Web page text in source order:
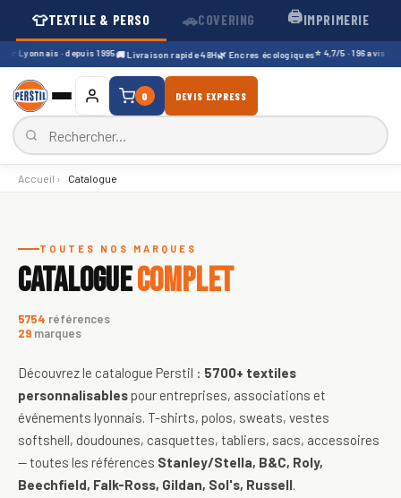
👕TEXTILE & PERSO 🚗COVERING 🖨️IMPRIMERIE
Lyonnais · depuis 1995🚚 Livraison rapide 48H🌿 Encres écologiques⭐ 4,7/5 · 196 avis
0 DEVIS EXPRESS
Accueil › Catalogue
TOUTES NOS MARQUES
CATALOGUECOMPLET
5754 références
29 marques
Découvrez le catalogue Perstil : 5700+ textiles
personnalisables pour entreprises, associations et
événements lyonnais. T-shirts, polos, sweats, vestes
softshell, doudounes, casquettes, tabliers, sacs, accessoires
— toutes les références Stanley/Stella, B&C, Roly,
Beechfield, Falk-Ross, Gildan, Sol's, Russell.